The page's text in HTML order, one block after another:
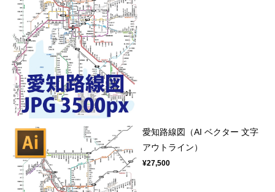
愛知路線図（AI ベクター 文字
アウトライン）
¥27,500